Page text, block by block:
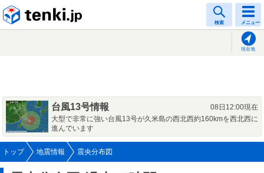
検索 メニュー
現在地
台風13号情報
08日12:00現在
大型で非常に強い台風13号が久米島の西北西約160kmを西北西に
進んでいます
トップ 地震情報 震央分布図